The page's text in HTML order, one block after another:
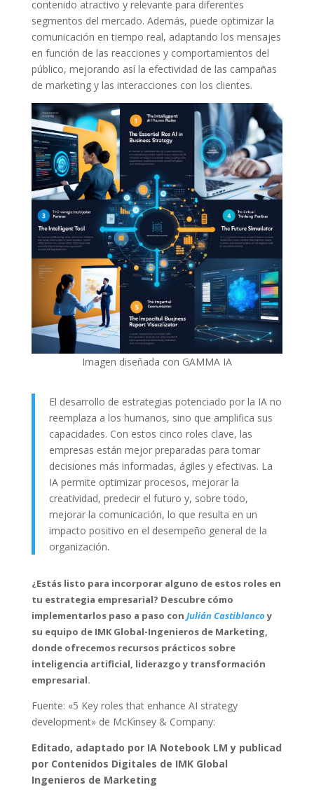
contenido atractivo y relevante para diferentes
segmentos del mercado. Además, puede optimizar la
comunicación en tiempo real, adaptando los mensajes
en función de las reacciones y comportamientos del
público, mejorando así la efectividad de las campañas
de marketing y las interacciones con los clientes.
Imagen diseñada con GAMMA IA
El desarrollo de estrategias potenciado por la IA no
reemplaza a los humanos, sino que amplifica sus
capacidades. Con estos cinco roles clave, las
empresas están mejor preparadas para tomar
decisiones más informadas, ágiles y efectivas. La
IA permite optimizar procesos, mejorar la
creatividad, predecir el futuro y, sobre todo,
mejorar la comunicación, lo que resulta en un
impacto positivo en el desempeño general de la
organización.
¿Estás listo para incorporar alguno de estos roles en
tu estrategia empresarial? Descubre cómo
implementarlos paso a paso con Julián Castiblanco y
su equipo de IMK Global-Ingenieros de Marketing,
donde ofrecemos recursos prácticos sobre
inteligencia artificial, liderazgo y transformación
empresarial.
Fuente: «5 Key roles that enhance AI strategy
development» de McKinsey & Company:
Editado, adaptado por IA Notebook LM y publicad
por Contenidos Digitales de IMK Global
Ingenieros de Marketing